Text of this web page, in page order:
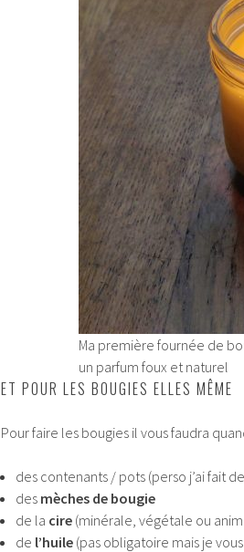
Ma première fournée de
un parfum foux et naturel
ET POUR LES BOUGIES ELLES MÊME
Pour faire les bougies il vous faudra
des contenants / pots (perso j’ai fait
des mèches de bougie
de la cire (minérale, végétale ou
de l’huile (pas obligatoire mais je